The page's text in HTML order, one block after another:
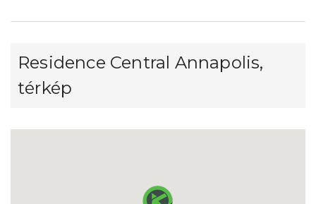
Residence Central Annapolis,
térkép